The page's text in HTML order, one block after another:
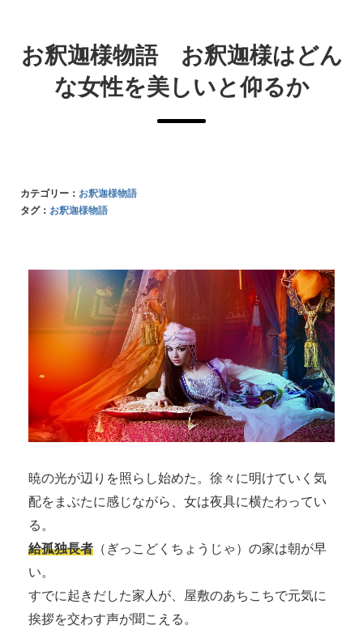
お釈迦様物語 お釈迦様はどん
な女性を美しいと仰るか
カテゴリー： お釈迦様物語
タグ： お釈迦様物語
暁の光が辺りを照らし始めた。徐々に明けていく気
配をまぶたに感じながら、女は夜具に横たわってい
る。
給孤独長者 （ぎっこどくちょうじゃ）の家は朝が早
い。
すでに起きだした家人が、屋敷のあちこちで元気に
挨拶を交わす声が聞こえる。